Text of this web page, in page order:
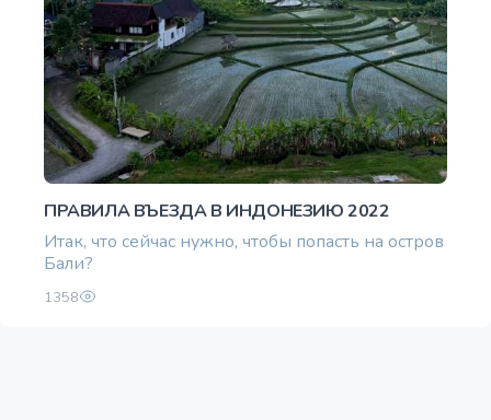
ПРАВИЛА ВЪЕЗДА В ИНДОНЕЗИЮ 2022
Итак, что сейчас нужно, чтобы попасть на остров
Бали?
1358